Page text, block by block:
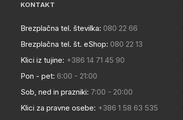
KONTAKT
Brezplačna tel. številka: 080 22 66
Brezplačna tel. št. eShop: 080 22 13
Klici iz tujine: +386 14 71 45 90
Pon - pet: 6:00 - 21:00
Sob, ned in prazniki: 7:00 - 20:00
Klici za pravne osebe: +386 1 58 63 535